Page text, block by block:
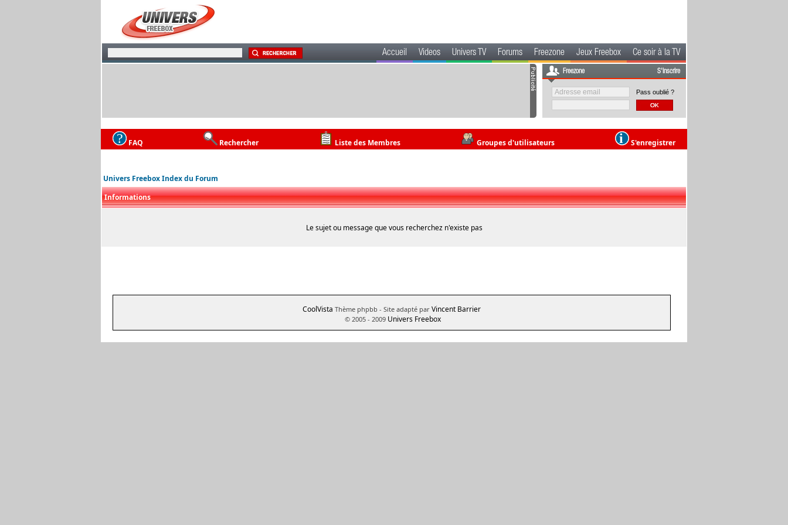
Accueil Videos Univers TV Forums Freezone Jeux Freebox Ce soir à la TV
Freezone S'inscrire
Pass oublié ?
FAQ Rechercher Liste des Membres Groupes d'utilisateurs S'enregistrer
Univers Freebox Index du Forum
Informations
Le sujet ou message que vous recherchez n'existe pas
CoolVista Thème phpbb - Site adapté par Vincent Barrier
© 2005 - 2009 Univers Freebox